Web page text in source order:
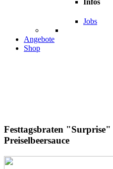
Infos
Jobs
Angebote
Shop
Festtagsbraten "Surprise"
Preiselbeersauce